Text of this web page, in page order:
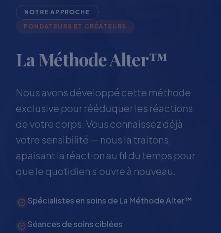
NOTRE APPROCHE
FONDATEURS ET CRÉATEURS
La Méthode Alter™
Nous avons développé cette méthode
exclusive pour rééduquer les réactions
de votre corps. Vous connaissez déjà
votre sensibilité — nous la traitons,
apaisant la réaction au fil du temps pour
que le quotidien s'ouvre à nouveau.
Spécialistes en soins de La Méthode Alter™
Séances de soins ciblées